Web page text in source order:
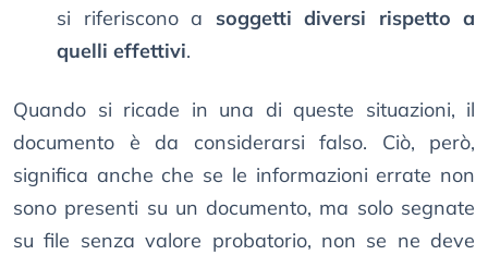
si riferiscono a soggetti diversi rispetto a
quelli effettivi.
Quando si ricade in una di queste situazioni, il
documento è da considerarsi falso. Ciò, però,
significa anche che se le informazioni errate non
sono presenti su un documento, ma solo segnate
su file senza valore probatorio, non se ne deve